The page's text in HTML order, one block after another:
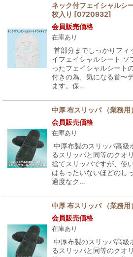
ネック付フェイシャルシ
枚入り [0720932]
会員販売価格
在庫あり
首部分までしっかりフ
イフェイシャルシート ソ
ったフェイシャルシート
付きの為、気になる首〜
ます。保…
中厚 布スリッパ （業務
会員販売価格
在庫あり
中厚布製のスリッパ高級
るスリッパと同等のクオ
捨てスリッパですが、使
はもったいないほどのし
適度なク…
中厚 布スリッパ （業務
会員販売価格
在庫あり
中厚布製のスリッパ高級
るスリッパと同等のクオ